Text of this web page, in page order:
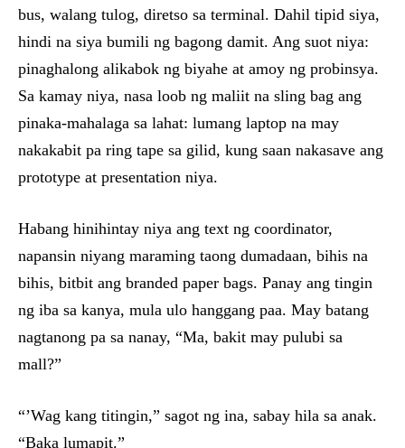
bus, walang tulog, diretso sa terminal. Dahil tipid siya,
hindi na siya bumili ng bagong damit. Ang suot niya:
pinaghalong alikabok ng biyahe at amoy ng probinsya.
Sa kamay niya, nasa loob ng maliit na sling bag ang
pinaka-mahalaga sa lahat: lumang laptop na may
nakakabit pa ring tape sa gilid, kung saan nakasave ang
prototype at presentation niya.
Habang hinihintay niya ang text ng coordinator,
napansin niyang maraming taong dumadaan, bihis na
bihis, bitbit ang branded paper bags. Panay ang tingin
ng iba sa kanya, mula ulo hanggang paa. May batang
nagtanong pa sa nanay, “Ma, bakit may pulubi sa
mall?”
“’Wag kang titingin,” sagot ng ina, sabay hila sa anak.
“Baka lumapit.”